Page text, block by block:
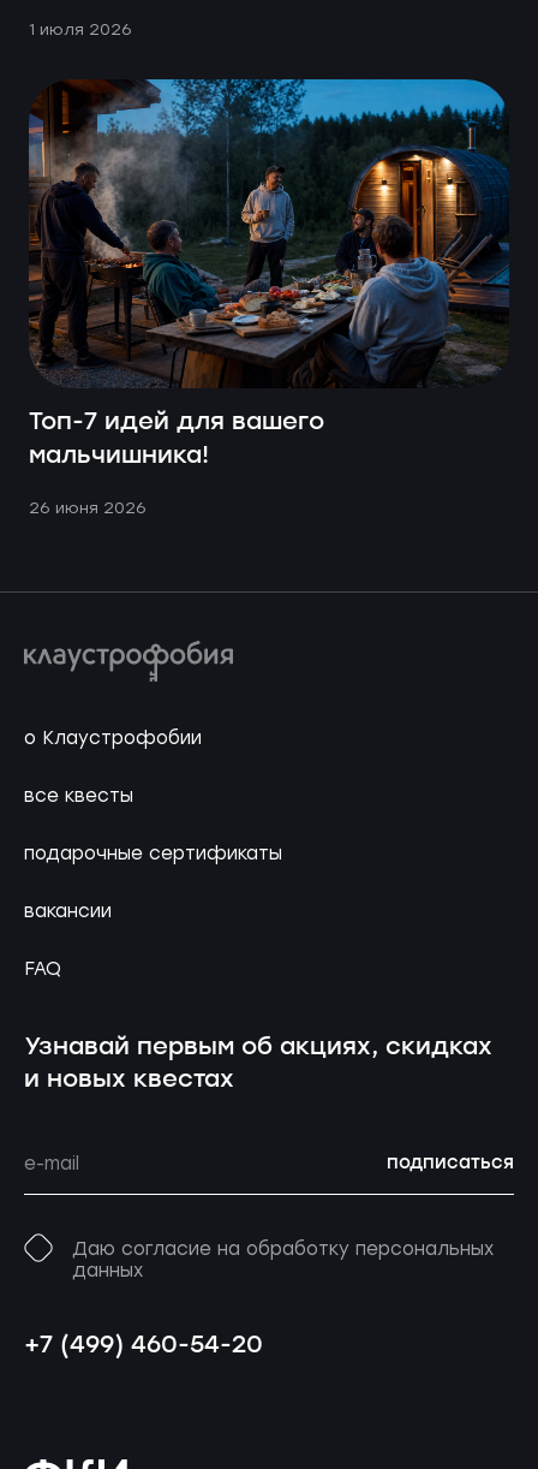
1 июля 2026
Топ-7 идей для вашего
мальчишника!
26 июня 2026
о Клаустрофобии
все квесты
подарочные сертификаты
вакансии
FAQ
Узнавай первым об акциях, скидках
и новых квестах
подписаться
Даю согласие на обработку персональных
данных
+7 (499) 460-54-20